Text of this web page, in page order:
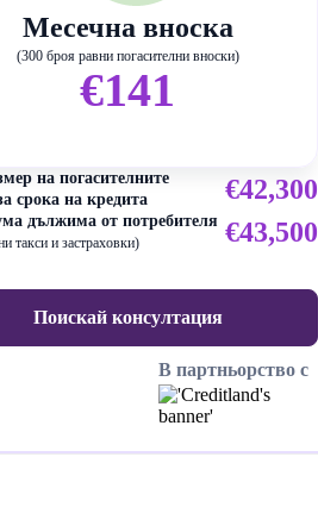
Месечна вноска
(300 броя равни погасителни вноски)
€141
на погасителните
срока на кредита
€42,300
дължима от потребителя
такси и застраховки) €43,500
Поискай консултация
В партньорство с